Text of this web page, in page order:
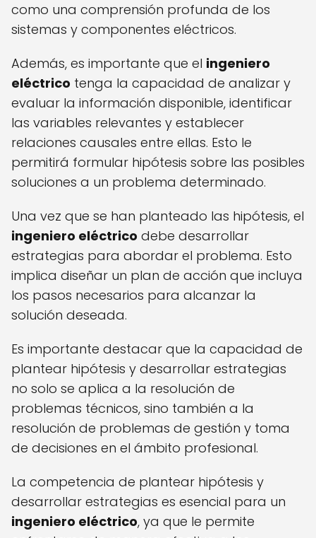
como una comprensión profunda de los
sistemas y componentes eléctricos.
Además, es importante que el ingeniero
eléctrico tenga la capacidad de analizar y
evaluar la información disponible, identificar
las variables relevantes y establecer
relaciones causales entre ellas. Esto le
permitirá formular hipótesis sobre las posibles
soluciones a un problema determinado.
Una vez que se han planteado las hipótesis, el
ingeniero eléctrico debe desarrollar
estrategias para abordar el problema. Esto
implica diseñar un plan de acción que incluya
los pasos necesarios para alcanzar la
solución deseada.
Es importante destacar que la capacidad de
plantear hipótesis y desarrollar estrategias
no solo se aplica a la resolución de
problemas técnicos, sino también a la
resolución de problemas de gestión y toma
de decisiones en el ámbito profesional.
La competencia de plantear hipótesis y
desarrollar estrategias es esencial para un
ingeniero eléctrico, ya que le permite